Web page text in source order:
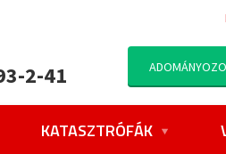
2-41
KATASZTRÓFÁK